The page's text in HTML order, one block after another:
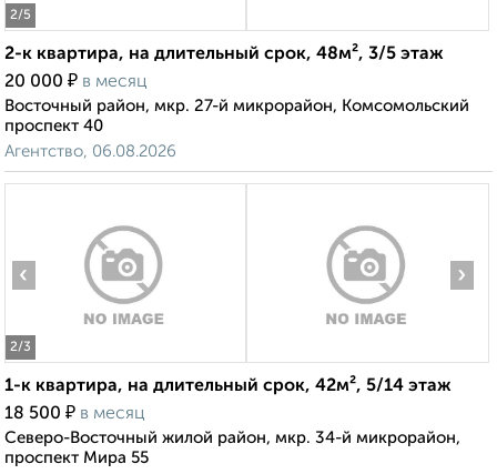
2/5
2-к квартира, на длительный срок, 48м², 3/5 этаж
20 000 ₽ в месяц
Восточный район, мкр. 27-й микрорайон, Комсомольский
проспект 40
Агентство, 06.08.2026
2/3
‹ ›
1-к квартира, на длительный срок, 42м², 5/14 этаж
18 500 ₽ в месяц
Северо-Восточный жилой район, мкр. 34-й микрорайон,
проспект Мира 55